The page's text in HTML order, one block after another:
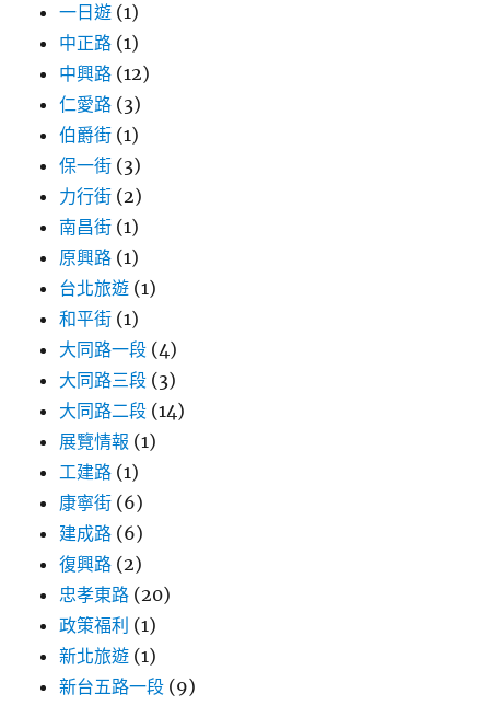
一日遊 (1)
中正路 (1)
中興路 (12)
仁愛路 (3)
伯爵街 (1)
保一街 (3)
力行街 (2)
南昌街 (1)
原興路 (1)
台北旅遊 (1)
和平街 (1)
大同路一段 (4)
大同路三段 (3)
大同路二段 (14)
展覽情報 (1)
工建路 (1)
康寧街 (6)
建成路 (6)
復興路 (2)
忠孝東路 (20)
政策福利 (1)
新北旅遊 (1)
新台五路一段 (9)